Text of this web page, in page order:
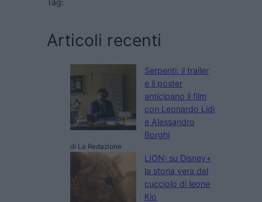
Tag:
Articoli recenti
Serpenti: il trailer
e il poster
anticipano il film
con Leonardo Lidi
e Alessandro
Borghi
di La Redazione
LION: su Disney+
la storia vera del
cucciolo di leone
Kio